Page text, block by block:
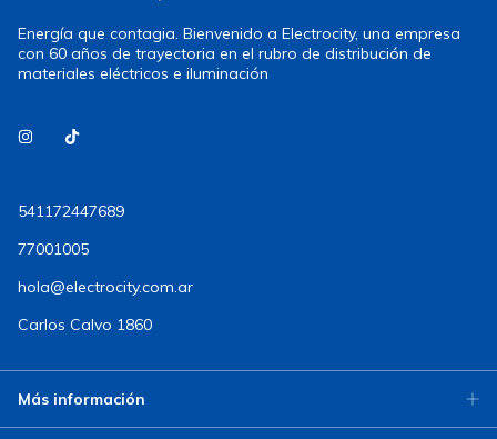
Energía que contagia. Bienvenido a Electrocity, una empresa
con 60 años de trayectoria en el rubro de distribución de
materiales eléctricos e iluminación
541172447689
77001005
hola@electrocity.com.ar
Carlos Calvo 1860
Más información